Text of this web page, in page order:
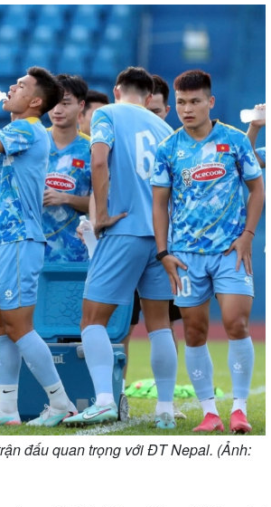
Thời trang
Sao Việt
Săn Tour
đấu quan trọng với ĐT Nepal. (Ảnh: